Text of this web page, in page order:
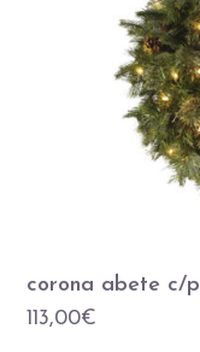
corona abete c/
113,00€